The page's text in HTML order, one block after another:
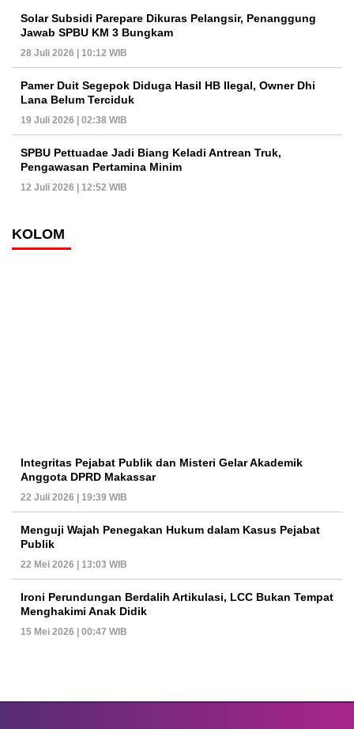
Solar Subsidi Parepare Dikuras Pelangsir, Penanggung
Jawab SPBU KM 3 Bungkam
28 Juli 2026 | 10:12 WIB
Pamer Duit Segepok Diduga Hasil HB Ilegal, Owner Dhi
Lana Belum Terciduk
19 Juli 2026 | 02:38 WIB
SPBU Pettuadae Jadi Biang Keladi Antrean Truk,
Pengawasan Pertamina Minim
12 Juli 2026 | 12:52 WIB
KOLOM
Integritas Pejabat Publik dan Misteri Gelar Akademik
Anggota DPRD Makassar
22 Juli 2026 | 19:39 WIB
Menguji Wajah Penegakan Hukum dalam Kasus Pejabat
Publik
22 Mei 2026 | 13:03 WIB
Ironi Perundungan Berdalih Artikulasi, LCC Bukan Tempat
Menghakimi Anak Didik
15 Mei 2026 | 00:47 WIB